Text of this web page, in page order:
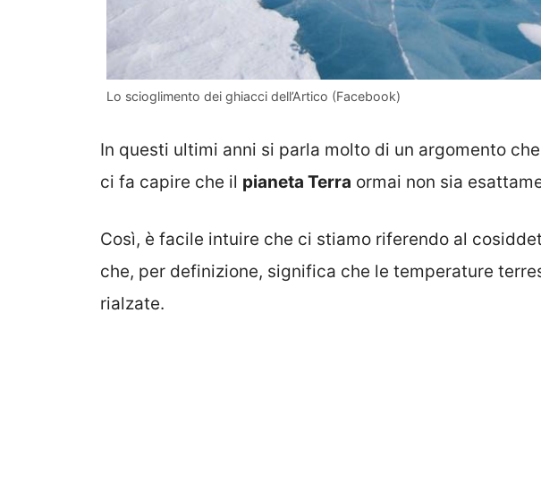
Lo scioglimento dei ghiacci dell’Artico (Facebook)
In questi ultimi anni si parla molto di un argomento
ci fa capire che il pianeta Terra ormai non sia
Così, è facile intuire che ci stiamo riferendo al
che, per definizione, significa che le temperature
rialzate.